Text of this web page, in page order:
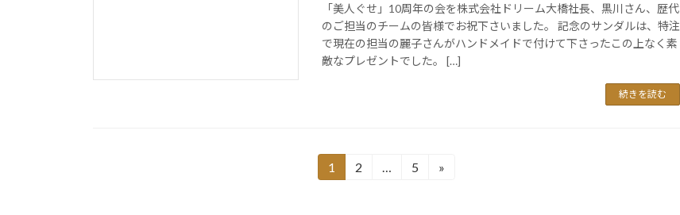
「美人ぐせ」10周年の会を株式会社ドリーム大橋社長、黒川さん、歴代
のご担当のチームの皆様でお祝下さいました。 記念のサンダルは、特注
で現在の担当の麗子さんがハンドメイドで付けて下さったこの上なく素
敵なプレゼントでした。 […]
続きを読む
固
1
固
2 …
固
5 »